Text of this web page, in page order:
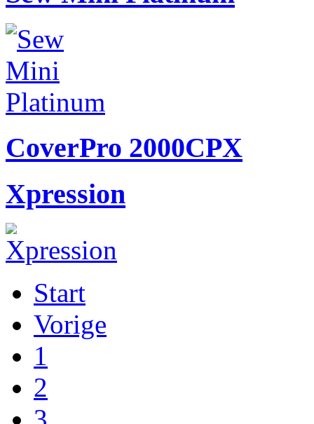
CoverPro 2000CPX
Xpression
Start
Vorige
1
2